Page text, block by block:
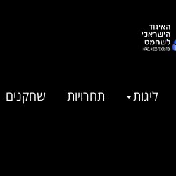
ליגות תחרויות שחקנים